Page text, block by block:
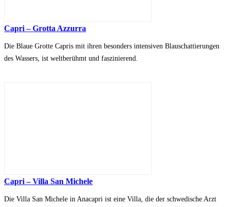
Capri – Grotta Azzurra
Die Blaue Grotte Capris mit ihren besonders intensiven Blauschattierungen
des Wassers, ist weltberühmt und faszinierend.
Capri – Villa San Michele
Die Villa San Michele in Anacapri ist eine Villa, die der schwedische Arzt